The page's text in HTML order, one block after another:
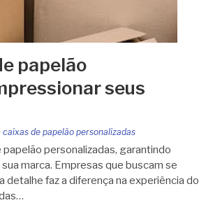
papelão
seus
caixas de papelão personalizadas
personalizadas, garantindo
marca. Empresas que buscam se
faz a diferença na experiência do